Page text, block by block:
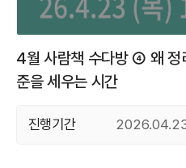
4월 사람책 수다방 ④ 왜 정
준을 세우는 시간
진행기간